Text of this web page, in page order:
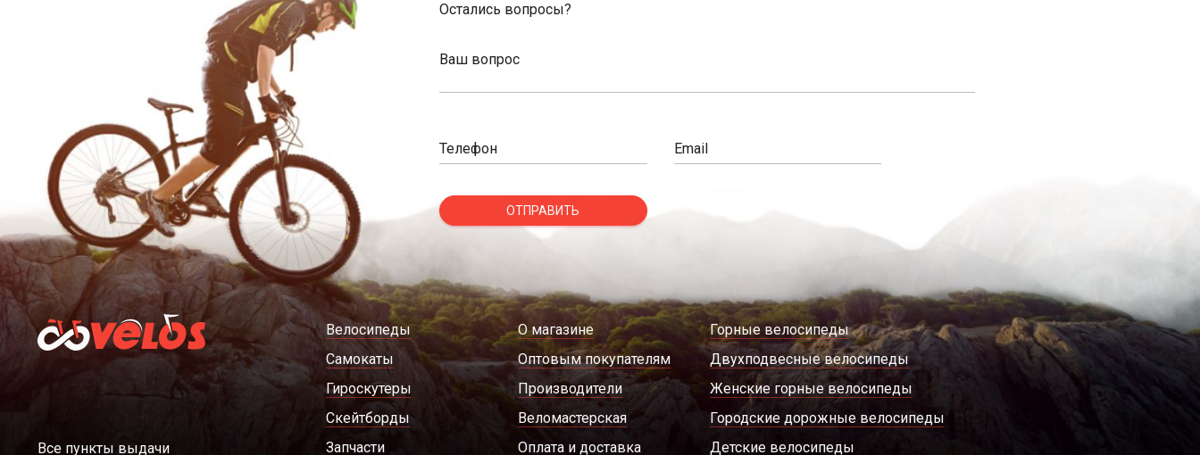
Остались вопросы?
Ваш вопрос
Телефон Email
ОТПРАВИТЬ
Все пункты выдачи
Велосипеды
Самокаты
Гироскутеры
Скейтборды
Запчасти
О магазине
Оптовым покупателям
Производители
Веломастерская
Оплата и доставка
Горные велосипеды
Двухподвесные велосипеды
Женские горные велосипеды
Городские дорожные велосипеды
Детские велосипеды